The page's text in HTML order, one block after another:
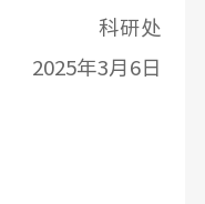
科研处
年3月6日